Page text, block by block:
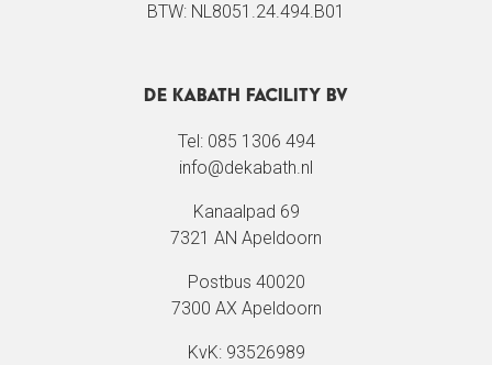
BTW: NL8051.24.494.B01
De Kabath Facility BV
Tel: 085 1306 494
info@dekabath.nl
Kanaalpad 69
7321 AN Apeldoorn
Postbus 40020
7300 AX Apeldoorn
KvK: 93526989